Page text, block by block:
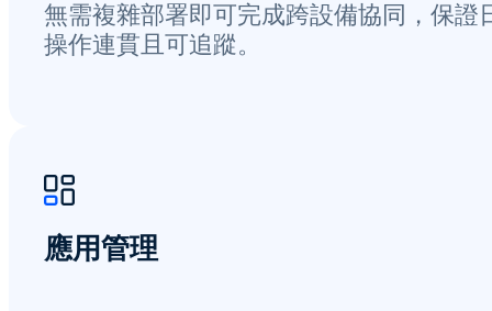
無需複雜部署即可完成跨設備協同，保證
操作連貫且可追蹤。
應用管理